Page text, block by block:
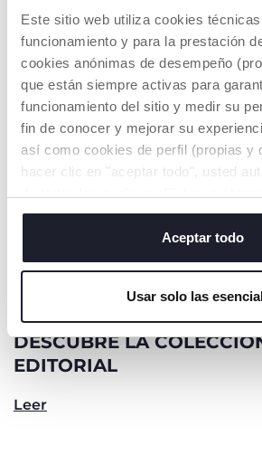
Este sitio web utiliza cookies
funcionamiento y para la prestación
cookies anónimas de desempeño
que están siempre activas para
funcionamiento del sitio y medir su
fin de conocer y mejorar su
así como cookies de perfil (propias y
hacer clic en "aceptar todo", usted
o cambiar o revocar el
algunas cookies, haga clic en
cerrar este banner, usted consiente en
servicio solicitado.
Aceptar todo
Usar solo las
DESCUBRE LA
EDITORIAL
Leer